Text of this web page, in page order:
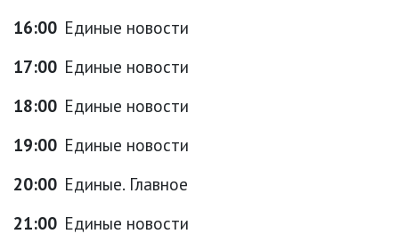
16:00 Единые новости
17:00 Единые новости
18:00 Единые новости
19:00 Единые новости
20:00 Единые. Главное
21:00 Единые новости